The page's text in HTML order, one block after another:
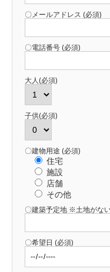
〇メールアドレス (必須)
〇電話番号 (必須)
大人(必須)
子供(必須)
〇建物用途 (必須)
住宅
施設
店舗
その他
〇建築予定地 ※土地がな
〇希望日 (必須)